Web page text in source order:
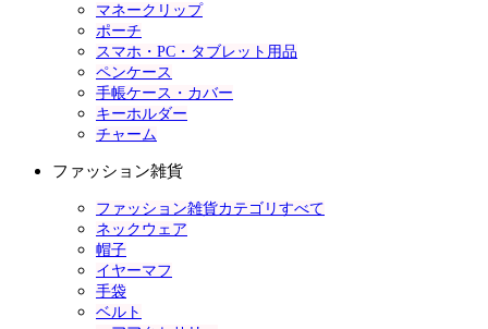
マネークリップ
ポーチ
スマホ・PC・タブレット用品
ペンケース
手帳ケース・カバー
キーホルダー
チャーム
ファッション雑貨
ファッション雑貨カテゴリすべて
ネックウェア
帽子
イヤーマフ
手袋
ベルト